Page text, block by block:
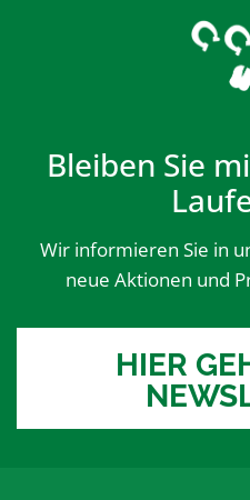
Bleiben Sie
Wir informieren Sie in
neue Aktionen und
HIER